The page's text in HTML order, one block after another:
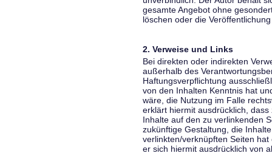
gesamte Angebot ohne
löschen oder die
2. Verweise und Links
Bei direkten oder indirekten
außerhalb des
Haftungsverpflichtung
von den Inhalten Kenntnis hat
wäre, die Nutzung im Falle
erklärt hiermit ausdrücklich,
Inhalte auf den zu verlinkenden
zukünftige Gestaltung, die
verlinkten/verknüpften Seiten
er sich hiermit ausdrücklich von